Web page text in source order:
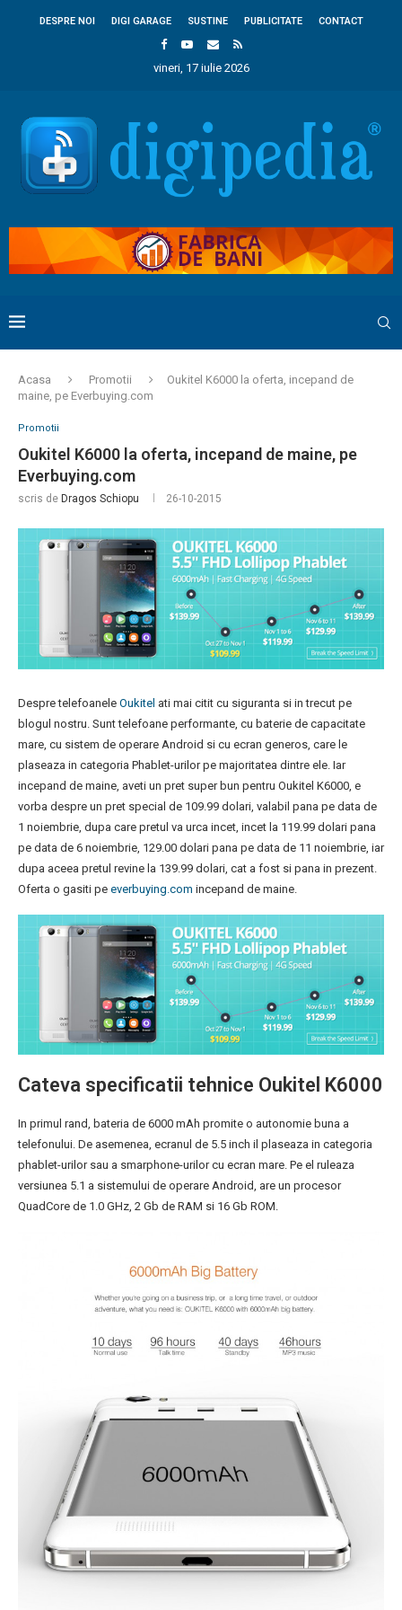
DESPRE NOI DIGI GARAGE SUSTINE PUBLICITATE CONTACT
vineri, 17 iulie 2026
Acasa Promotii
Oukitel K6000 la oferta, incepand de
maine, pe Everbuying.com
Promotii
Oukitel K6000 la oferta, incepand de maine, pe
Everbuying.com
scris de Dragos Schiopu 26-10-2015
Despre telefoanele Oukitel ati mai citit cu siguranta si in trecut pe
blogul nostru. Sunt telefoane performante, cu baterie de capacitate
mare, cu sistem de operare Android si cu ecran generos, care le
plaseaza in categoria Phablet-urilor pe majoritatea dintre ele. Iar
incepand de maine, aveti un pret super bun pentru Oukitel K6000, e
vorba despre un pret special de 109.99 dolari, valabil pana pe data de
1 noiembrie, dupa care pretul va urca incet, incet la 119.99 dolari pana
pe data de 6 noiembrie, 129.00 dolari pana pe data de 11 noiembrie, iar
dupa aceea pretul revine la 139.99 dolari, cat a fost si pana in prezent.
Oferta o gasiti pe everbuying.com incepand de maine.
Cateva specificatii tehnice Oukitel K6000
In primul rand, bateria de 6000 mAh promite o autonomie buna a
telefonului. De asemenea, ecranul de 5.5 inch il plaseaza in categoria
phablet-urilor sau a smarphone-urilor cu ecran mare. Pe el ruleaza
versiunea 5.1 a sistemului de operare Android, are un procesor
QuadCore de 1.0 GHz, 2 Gb de RAM si 16 Gb ROM.